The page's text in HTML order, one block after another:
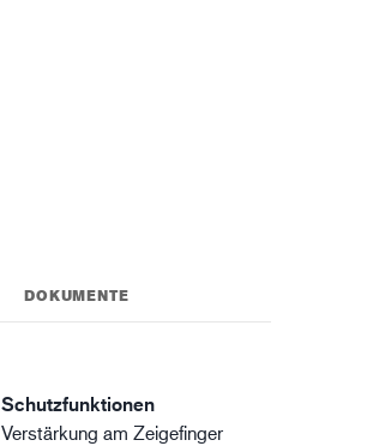
DOKUMENTE
Schutzfunktionen
Verstärkung am Zeigefinger